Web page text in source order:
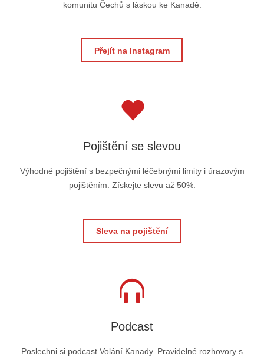
komunitu Čechů s láskou ke Kanadě.
Přejít na Instagram
Pojištění se slevou
Výhodné pojištění s bezpečnými léčebnými limity i úrazovým
pojištěním. Získejte slevu až 50%.
Sleva na pojištění
Podcast
Poslechni si podcast Volání Kanady. Pravidelné rozhovory s